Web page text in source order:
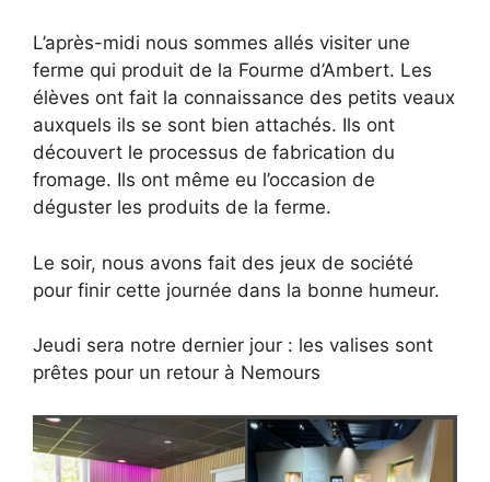
L’après-midi nous sommes allés visiter une
ferme qui produit de la Fourme d’Ambert. Les
élèves ont fait la connaissance des petits veaux
auxquels ils se sont bien attachés. Ils ont
découvert le processus de fabrication du
fromage. Ils ont même eu l’occasion de
déguster les produits de la ferme.
Le soir, nous avons fait des jeux de société
pour finir cette journée dans la bonne humeur.
Jeudi sera notre dernier jour : les valises sont
prêtes pour un retour à Nemours